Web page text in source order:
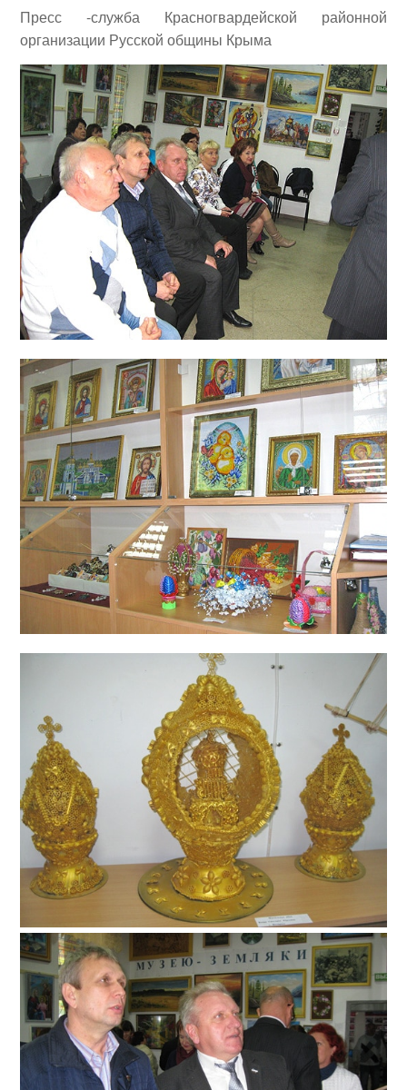
Пресс -служба Красногвардейской районной
организации Русской общины Крыма